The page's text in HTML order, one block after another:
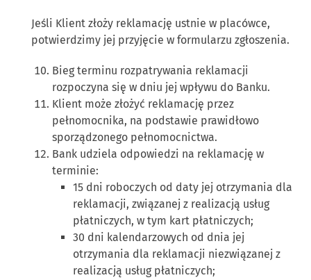
Jeśli Klient złoży reklamację ustnie w placówce,
potwierdzimy jej przyjęcie w formularzu zgłoszenia.
Bieg terminu rozpatrywania reklamacji
rozpoczyna się w dniu jej wpływu do Banku.
Klient może złożyć reklamację przez
pełnomocnika, na podstawie prawidłowo
sporządzonego pełnomocnictwa.
Bank udziela odpowiedzi na reklamację w
terminie:
15 dni roboczych od daty jej otrzymania dla
reklamacji, związanej z realizacją usług
płatniczych, w tym kart płatniczych;
30 dni kalendarzowych od dnia jej
otrzymania dla reklamacji niezwiązanej z
realizacją usług płatniczych;